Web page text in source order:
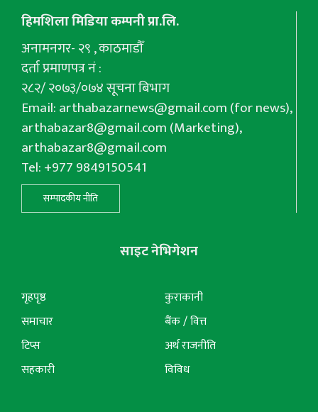
हिमशिला मिडिया कम्पनी प्रा.लि.
अनामनगर- २९ , काठमाडौँ
दर्ता प्रमाणपत्र नं :
२८२/ २०७३/०७४ सूचना बिभाग
Email:arthabazarnews@gmail.com(for news),
arthabazar8@gmail.com(Marketing),
arthabazar8@gmail.com
Tel: +977 9849150541
सम्पादकीय नीति
साइट नेभिगेशन
गृहपृष्ठ
समाचार
टिप्स
सहकारी
कुराकानी
बैंक / वित्त
अर्थ राजनीति
विविध